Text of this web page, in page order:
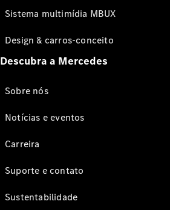
Sistema multimídia MBUX
Design & carros-conceito
Descubra a Mercedes
Sobre nós
Notícias e eventos
Carreira
Suporte e contato
Sustentabilidade